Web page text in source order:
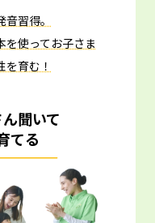
習得。
を使ってお子さま
を育む！
聞いて
てる